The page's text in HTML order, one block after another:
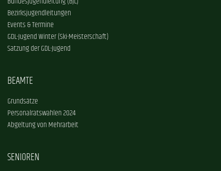
Bezirksjugendleitungen
Events & Termine
GDL-Jugend Winter (Ski-Meisterschaft)
Satzung der GDL-Jugend
BEAMTE
Grundsätze
Personalratswahlen 2024
Abgeltung von Mehrarbeit
SENIOREN